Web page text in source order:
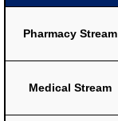
Pharmacy Stream
Medical Stream